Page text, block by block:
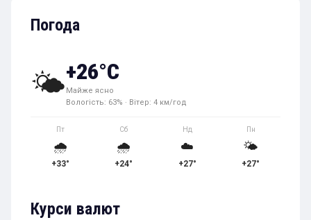
Погода
🌤️+26°C
Майже ясно
Вологість: 63% · Вітер: 4 км/год
Пт
🌧️
+33°
Сб
🌧️
+24°
Нд
☁️
+27°
Пн
🌤️
+27°
Курси валют